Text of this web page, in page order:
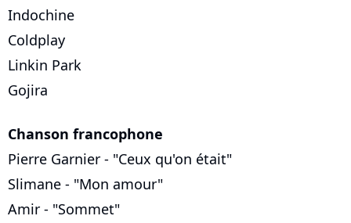
Indochine
Coldplay
Linkin Park
Gojira
Chanson francophone
Pierre Garnier - "Ceux qu'on était"
Slimane - "Mon amour"
Amir - "Sommet"